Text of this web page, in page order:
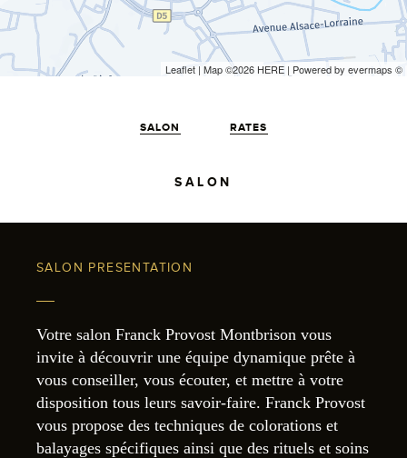
Leaflet | Map ©2026 HERE | Powered by evermaps ©
SALON RATES
SALON
SALON PRESENTATION
Votre salon Franck Provost Montbrison vous
invite à découvrir une équipe dynamique prête à
vous conseiller, vous écouter, et mettre à votre
disposition tous leurs savoir-faire. Franck Provost
vous propose des techniques de colorations et
balayages spécifiques ainsi que des rituels et soins